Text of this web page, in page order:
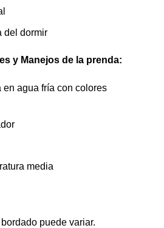
del dormir
y Manejos de la prenda:
en agua fría con colores
media
puede variar.